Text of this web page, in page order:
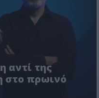
αντί της
στο πρωινό